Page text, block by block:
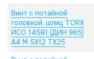
Винт с потайной
головкой, шлиц TORX
ИСО 14581 (ДИН 965)
А4 M 5X12 TX25